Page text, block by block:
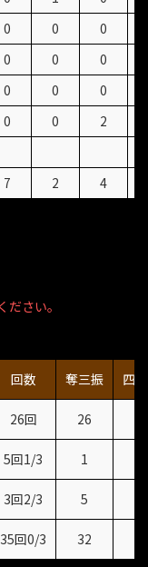
0 0
0
0 0
0
0 0
0
0 0 2
7 2 4
回数 奪三振 四
26回 26
5回1/3 1
3回2/3 5
35回0/3 32